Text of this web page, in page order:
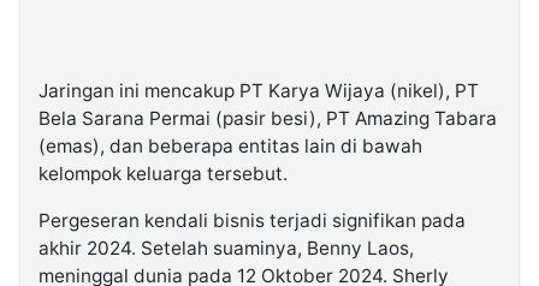
Jaringan ini mencakup PT Karya Wijaya (nikel), PT
Bela Sarana Permai (pasir besi), PT Amazing Tabara
(emas), dan beberapa entitas lain di bawah
kelompok keluarga tersebut.
Pergeseran kendali bisnis terjadi signifikan pada
akhir 2024. Setelah suaminya, Benny Laos,
meninggal dunia pada 12 Oktober 2024. Sherly